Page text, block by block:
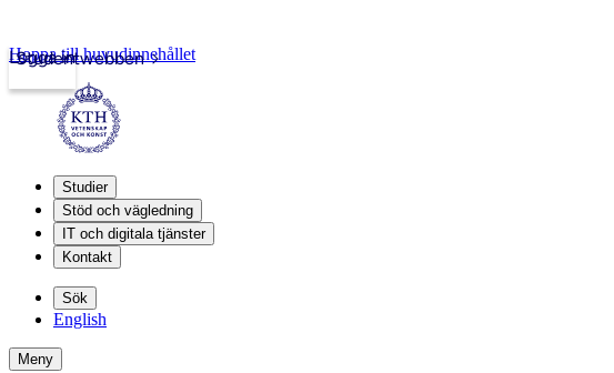
Studentwebben
Logga in
Hoppa till huvudinnehållet
Studier
Stöd och vägledning
IT och digitala tjänster
Kontakt
Sök
English
Meny